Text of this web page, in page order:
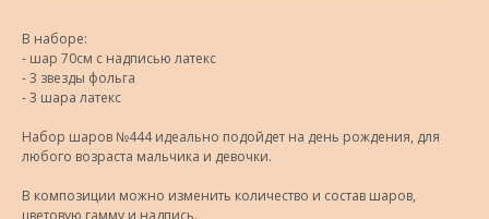
В наборе:
- шар 70см с надписью латекс
- 3 звезды фольга
- 3 шара латекс
Набор шаров №444 идеально подойдет на день рождения, для
любого возраста мальчика и девочки.
В композиции можно изменить количество и состав шаров,